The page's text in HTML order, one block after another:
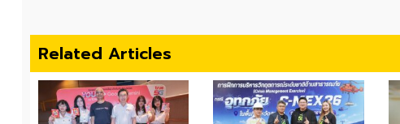
Related Articles